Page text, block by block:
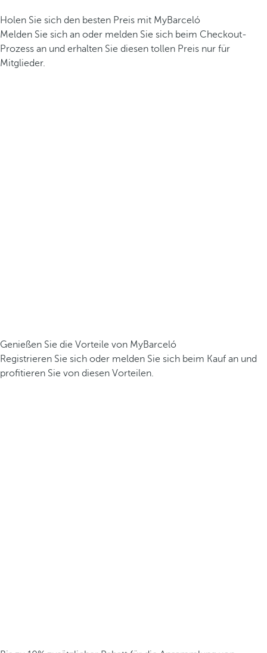
Holen Sie sich den besten Preis mit MyBarceló
Melden Sie sich an oder melden Sie sich beim Checkout-
Prozess an und erhalten Sie diesen tollen Preis nur für
Mitglieder.
Genießen Sie die Vorteile von MyBarceló
Registrieren Sie sich oder melden Sie sich beim Kauf an und
profitieren Sie von diesen Vorteilen.